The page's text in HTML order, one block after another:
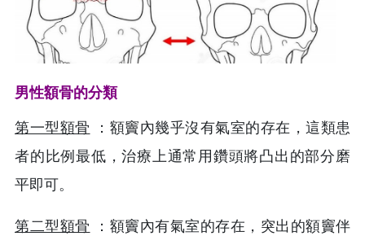
男性額骨的分類
第一型額骨 ：額竇內幾乎沒有氣室的存在，這類患
者的比例最低，治療上通常用鑽頭將凸出的部分磨
平即可。
第二型額骨 ：額竇內有氣室的存在，突出的額竇伴